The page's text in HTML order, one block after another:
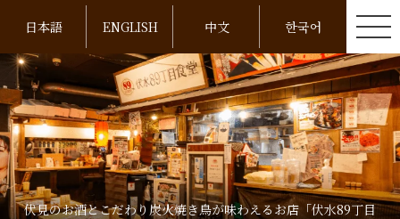
日本語 ENGLISH 中文 한국어
伏見のお酒とこだわり炭火焼き鳥が味わえるお店「伏水89丁目